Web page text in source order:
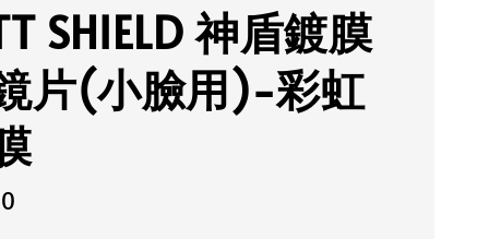
SHIELD 神盾鍍膜
片(小臉用)-彩虹